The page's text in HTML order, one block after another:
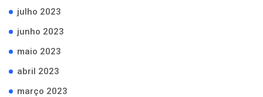
julho 2023
junho 2023
maio 2023
abril 2023
março 2023